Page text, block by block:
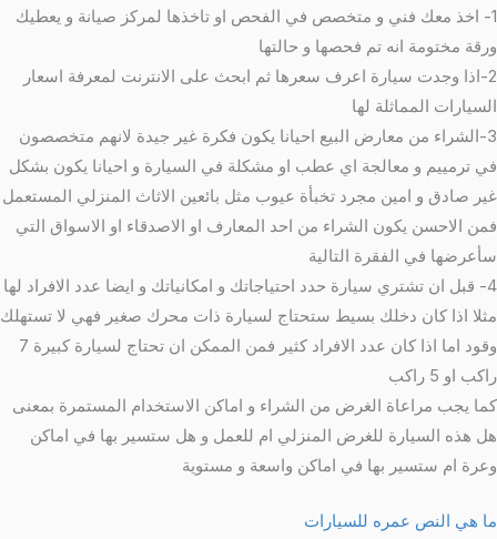
1- اخذ معك فني و متخصص في الفحص او تاخذها لمركز صيانة و يعطيك
ورقة مختومة انه تم فحصها و حالتها
2-اذا وجدت سيارة اعرف سعرها ثم ابحث على الانترنت لمعرفة اسعار
السيارات المماثلة لها
3-الشراء من معارض البيع احيانا يكون فكرة غير جيدة لانهم متخصصون
في ترمييم و معالجة اي عطب او مشكلة في السيارة و احيانا يكون بشكل
غير صادق و امين مجرد تخبأة عيوب مثل بائعين الاثاث المنزلي المستعمل
فمن الاحسن يكون الشراء من احد المعارف او الاصدقاء او الاسواق التي
سأعرضها في الفقرة التالية
4- قبل ان تشتري سيارة حدد احتياجاتك و امكانياتك و ايضا عدد الافراد لها
مثلا اذا كان دخلك بسيط ستحتاج لسيارة ذات محرك صغير فهي لا تستهلك
وقود اما اذا كان عدد الافراد كثير فمن الممكن ان تحتاج لسيارة كبيرة 7
راكب او 5 راكب
كما يجب مراعاة الغرض من الشراء و اماكن الاستخدام المستمرة بمعنى
هل هذه السيارة للغرض المنزلي ام للعمل و هل ستسير بها في اماكن
وعرة ام ستسير بها في اماكن واسعة و مستوية
ما هي النص عمره للسيارات